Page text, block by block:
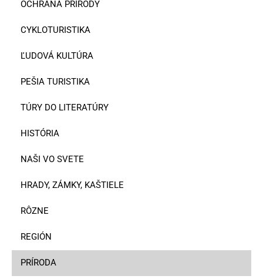
OCHRANA PRÍRODY
CYKLOTURISTIKA
ĽUDOVÁ KULTÚRA
PEŠIA TURISTIKA
TÚRY DO LITERATÚRY
HISTÓRIA
NAŠI VO SVETE
HRADY, ZÁMKY, KAŠTIELE
RÔZNE
REGIÓN
PRÍRODA